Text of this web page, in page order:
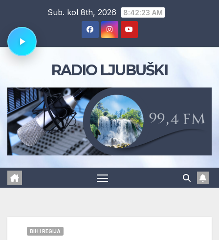
content
Sub. kol 8th, 2026 8:42:24 AM
RADIO LJUBUŠKI
BIH I REGIJA